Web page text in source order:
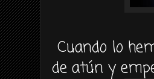
Cuando lo
deatún y